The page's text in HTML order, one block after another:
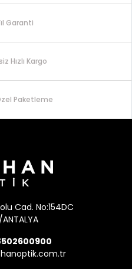
Garanti
Hızlı Kargo
Paketleme
Cad. No:154DC